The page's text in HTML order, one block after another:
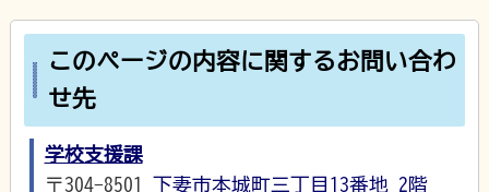
このページの内容に関するお問い合わ
せ先
学校支援課
〒304-8501 下妻市本城町三丁目13番地 2階